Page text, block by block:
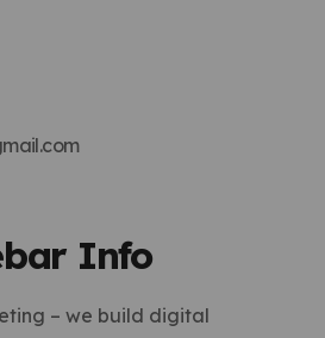
Info
– we build digital